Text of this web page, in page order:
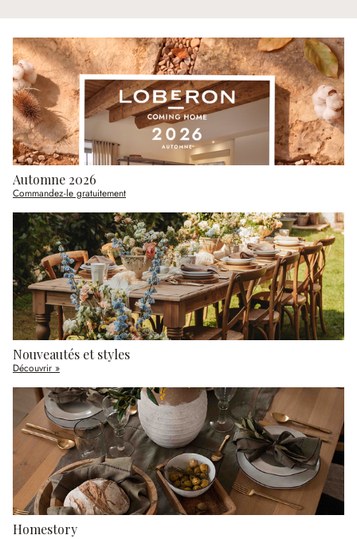
Automne 2026
Commandez-le gratuitement
Nouveautés et styles
Découvrir »
Homestory